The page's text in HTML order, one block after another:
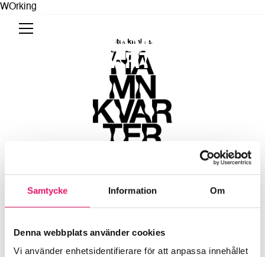
Samtycke Information Om
Denna webbplats använder cookies
Vi använder enhetsidentifierare för att anpassa innehållet
Stockholms Hamnkvarter
WOrking